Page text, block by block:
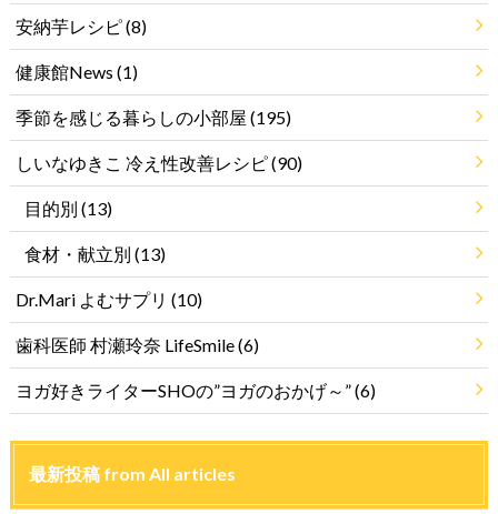
安納芋レシピ(8)
健康館News (1)
季節を感じる暮らしの小部屋 (195)
しいなゆきこ 冷え性改善レシピ(90)
目的別 (13)
食材・献立別 (13)
Dr.Mari よむサプリ (10)
歯科医師 村瀬玲奈 LifeSmile(6)
ヨガ好きライターSHOの”ヨガのおかげ～”(6)
最新投稿 from All articles